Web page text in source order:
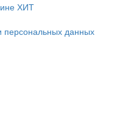
ХИТ
персональных данных